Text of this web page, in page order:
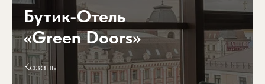
Бутик-Отель
«Green Doors»
Казань